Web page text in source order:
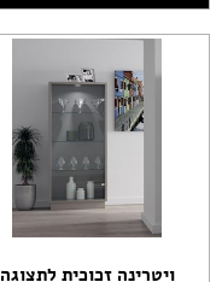
ויטרינה זכוכית לתצוגה